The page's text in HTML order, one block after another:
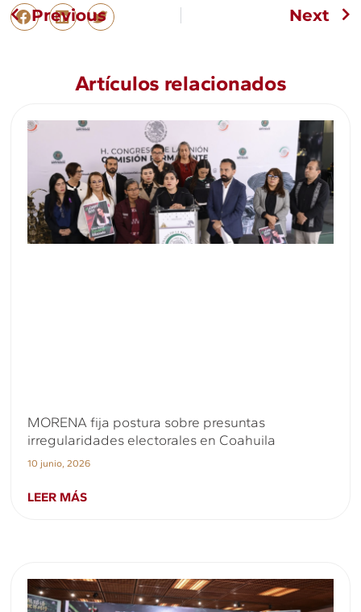
Previous Next
Artículos relacionados
MORENA fija postura sobre presuntas
irregularidades electorales en Coahuila
10 junio, 2026
LEER MÁS